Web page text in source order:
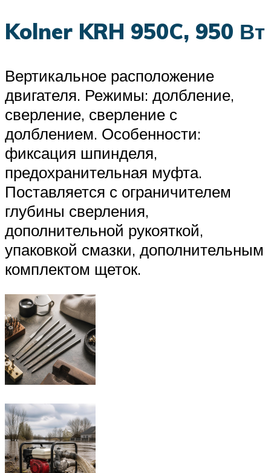
Kolner KRH 950C, 950 Вт
Вертикальное расположение
двигателя. Режимы: долбление,
сверление, сверление с
долблением. Особенности:
фиксация шпинделя,
предохранительная муфта.
Поставляется с ограничителем
глубины сверления,
дополнительной рукояткой,
упаковкой смазки, дополнительным
комплектом щеток.